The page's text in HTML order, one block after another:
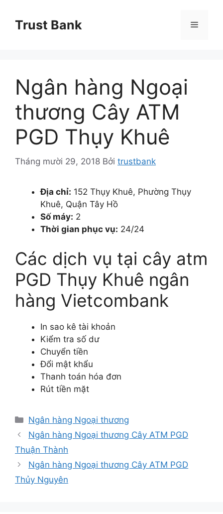
Trust Bank Menu
Ngân hàng Ngoại
thương Cây ATM
PGD Thụy Khuê
Tháng mười 29, 2018 Bởi trustbank
Địa chỉ: 152 Thụy Khuê, Phường Thụy
Khuê, Quận Tây Hồ
Số máy: 2
Thời gian phục vụ: 24/24
Các dịch vụ tại cây atm
PGD Thụy Khuê ngân
hàng Vietcombank
In sao kê tài khoản
Kiểm tra số dư
Chuyển tiền
Đổi mật khẩu
Thanh toán hóa đơn
Rút tiền mặt
Danh
mục
Ngân hàng Ngoại thương
Ngân hàng Ngoại thương Cây ATM PGD
Thuận Thành
Ngân hàng Ngoại thương Cây ATM PGD
Thủy Nguyên